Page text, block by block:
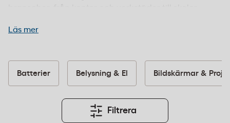
uppfyller internationella certifieringar och EU-
behöver en färglaserskrivare för stora volymer
eller en kompakt multifunktionsmaskin för det lilla
kontoret, erbjuder vi lösningar som förenklar din
vardag. Beställ före 14:00 för leverans inom 1–2
dagar och fri frakt från 995 kr.
Läs mer
Batterier Belysning & El Bildskärmar &
Filtrera